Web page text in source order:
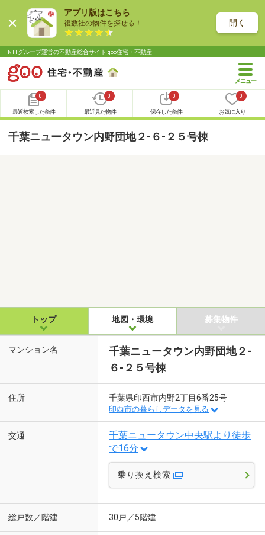
アプリ版はこちら
複数社の物件を探せる！ 開く
NTTグループ運営の不動産総合サイト goo住宅・不動産
0
最近検索した条件
0
最近見た物件
0
保存した条件
0
お気に入り
千葉ニュータウン内野団地２-６-２５号棟
トップ 地図・環境 募集物件
マンション名
千葉ニュータウン内野団地２-
６-２５号棟
住所 千葉県印西市内野2丁目6番25号
印西市の暮らしデータを見る
交通
千葉ニュータウン中央駅より徒歩
で16分
乗り換え検索
総戸数／階建 30戸／5階建